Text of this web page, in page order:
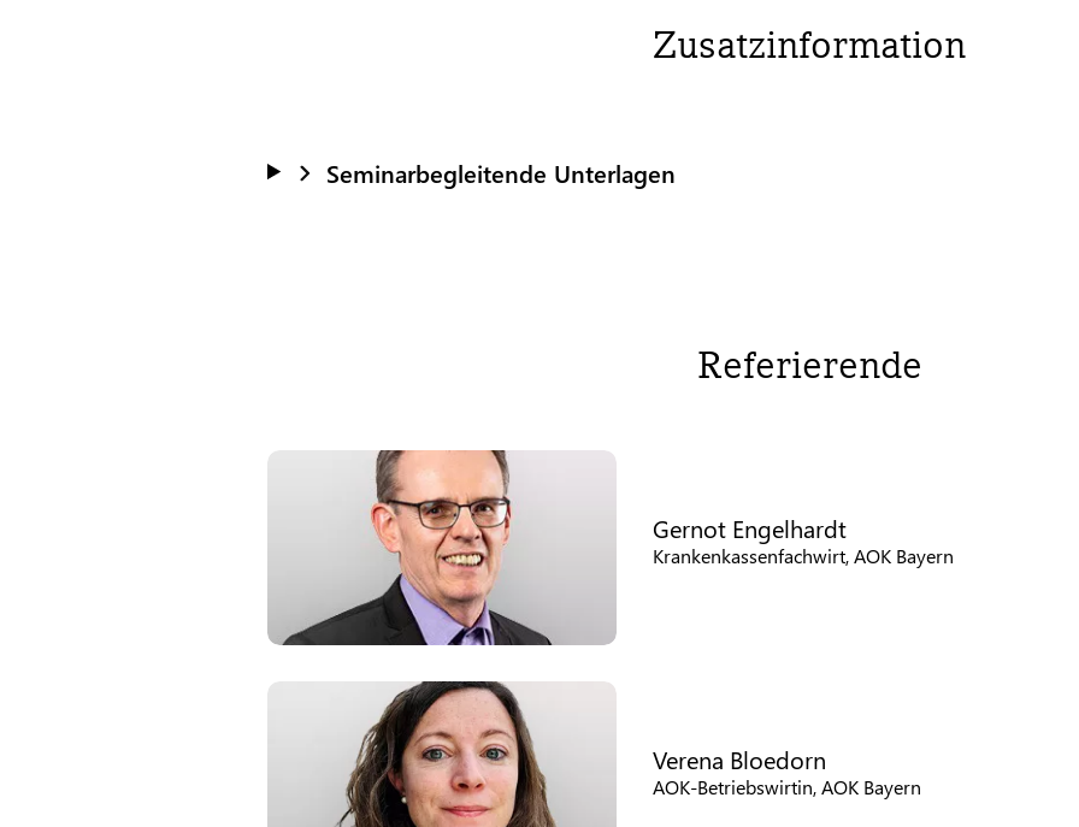
Zusatzinformation
Seminarbegleitende Unterlagen
Referierende
Gernot Engelhardt
Krankenkassenfachwirt, AOK Bayern
Verena Bloedorn
AOK-Betriebswirtin, AOK Bayern